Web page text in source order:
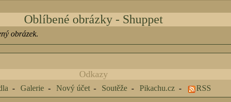
Oblíbené obrázky - Shuppet
obrázek.
Odkazy
Galerie Nový účet Soutěže Pikachu.cz RSS